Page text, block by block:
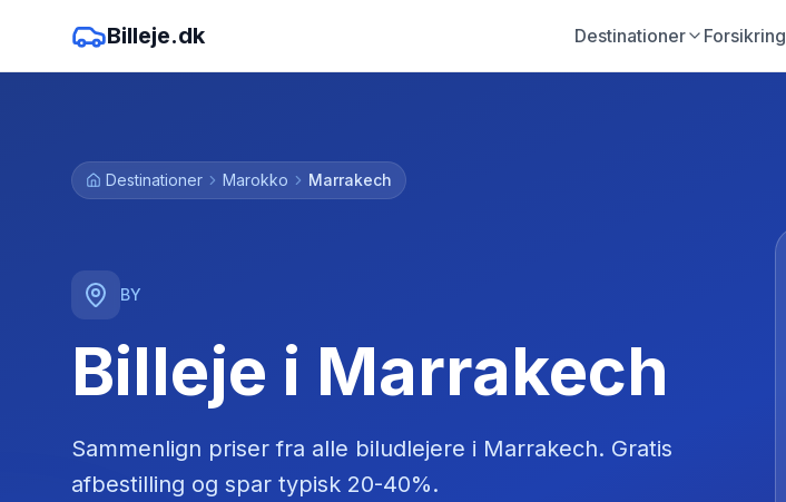
Billeje.dk Destinationer Forsikring
Destinationer Marokko Marrakech
BY
Billeje i Marrakech
Sammenlign priser fra alle biludlejere i Marrakech. Gratis
afbestilling og spar typisk 20-40%.